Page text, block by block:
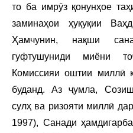
то ба имрӯз қонунҳое
заминаҳои ҳуқуқии
Ҳамчунин, нақши
гуфтушуниди миёни
Комиссияи оштии миллӣ
буданд. Аз ҷумла,
сулҳ ва ризояти миллӣ
1997), Санади